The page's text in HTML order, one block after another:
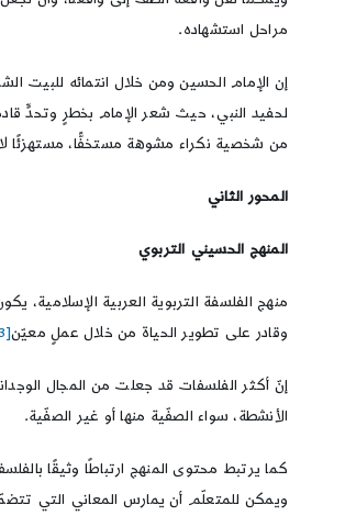
مراحل استشهاده.
إن الإمام الحسين ومن خلال انتمائه للبيت
لحفيد النبي، حيث شعر الإمام بخطرٍ وتحدٍّ
من شخصية نكراء مشوهة مستخفًّا، مستهزئًا لا
المحور الثاني
المنهج الحسيني التربوي
منهج الفلسفة التربوية العربية الإسلامية،
وقادر على تطوير الحياة من خلال عملٍ معيّن[3]
إنّ أكثر الفلسفات قد جعلت من المجال
الأنشطة، سواء الصفّية منها أو غير الصفّية.
كما يرتبط محتوى المنهج ارتباطًا وثيقًا
ويمكن للمتعلّم أن يمارس المعاني التي